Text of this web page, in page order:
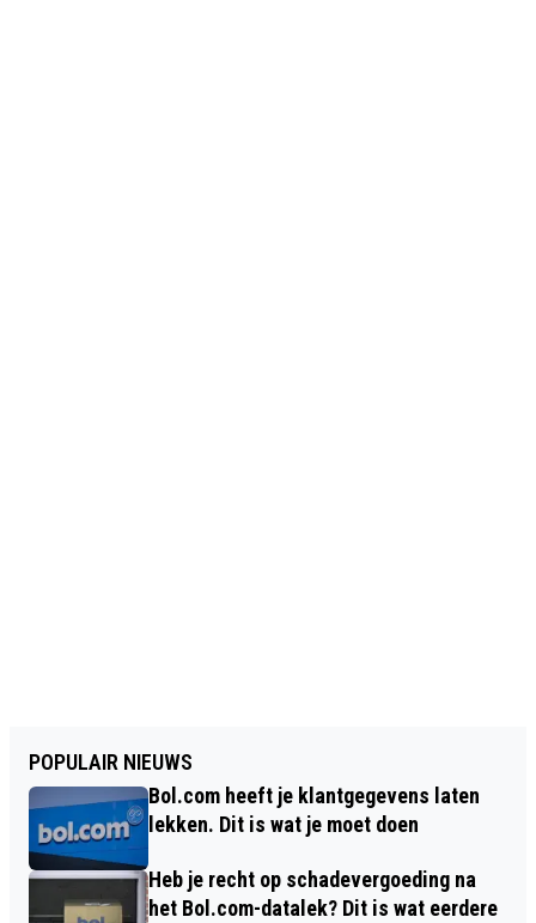
POPULAIR NIEUWS
Bol.com heeft je klantgegevens laten
lekken. Dit is wat je moet doen
Heb je recht op schadevergoeding na
het Bol.com-datalek? Dit is wat eerdere